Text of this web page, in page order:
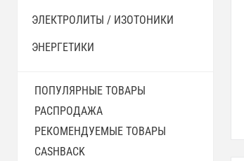
ЭЛЕКТРОЛИТЫ / ИЗОТОНИКИ
ЭНЕРГЕТИКИ
ПОПУЛЯРНЫЕ ТОВАРЫ
РАСПРОДАЖА
РЕКОМЕНДУЕМЫЕ ТОВАРЫ
CASHBACK